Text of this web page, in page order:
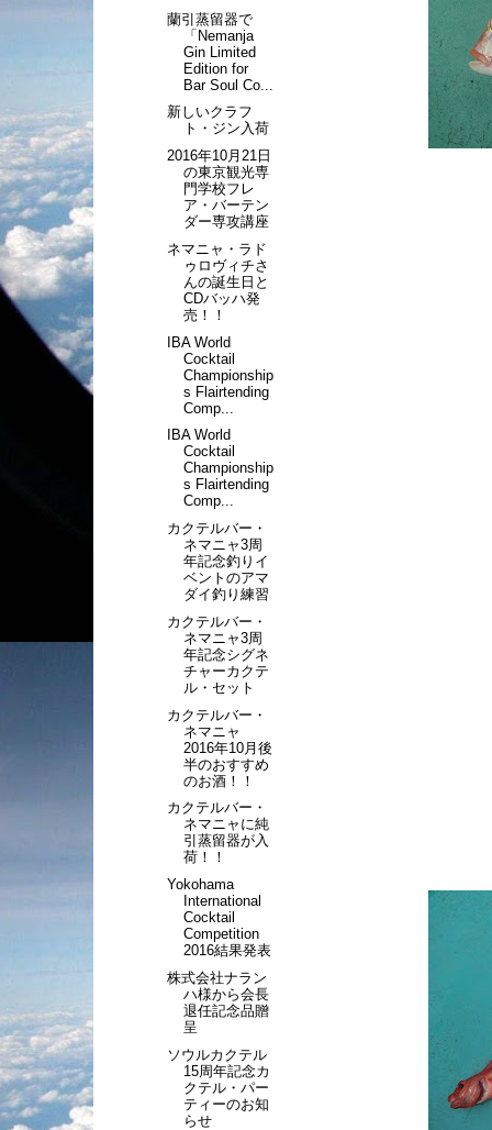
蘭引蒸留器で
「Nemanja
Gin Limited
Edition for
Bar Soul Co...
新しいクラフ
ト・ジン入荷
2016年10月21日
の東京観光専
門学校フレ
ア・バーテン
ダー専攻講座
ネマニャ・ラド
ゥロヴィチさ
んの誕生日と
CDバッハ発
売！！
IBA World
Cocktail
Championship
s Flairtending
Comp...
IBA World
Cocktail
Championship
s Flairtending
Comp...
カクテルバー・
ネマニャ3周
年記念釣りイ
ベントのアマ
ダイ釣り練習
カクテルバー・
ネマニャ3周
年記念シグネ
チャーカクテ
ル・セット
カクテルバー・
ネマニャ
2016年10月後
半のおすすめ
のお酒！！
カクテルバー・
ネマニャに純
引蒸留器が入
荷！！
Yokohama
International
Cocktail
Competition
2016結果発表
株式会社ナラン
ハ様から会長
退任記念品贈
呈
ソウルカクテル
15周年記念カ
クテル・パー
ティーのお知
らせ